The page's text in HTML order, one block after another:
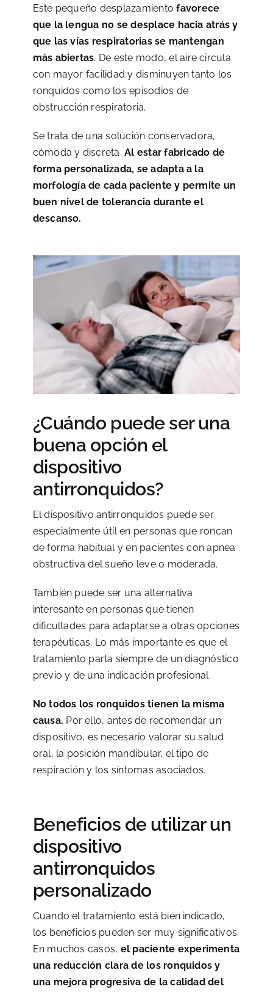
Este pequeño desplazamiento favorece
que la lengua no se desplace hacia atrás y
que las vías respiratorias se mantengan
más abiertas. De este modo, el aire circula
con mayor facilidad y disminuyen tanto los
ronquidos como los episodios de
obstrucción respiratoria.
Se trata de una solución conservadora,
cómoda y discreta.Al estar fabricado de
forma personalizada, se adapta a la
morfología de cada paciente y permite un
buen nivel de tolerancia durante el
descanso.
¿Cuándo puede ser una
buena opción el
dispositivo
antirronquidos?
El dispositivo antirronquidos puede ser
especialmente útil en personas que roncan
de forma habitual y en pacientes con apnea
obstructiva del sueño leve o moderada.
También puede ser una alternativa
interesante en personas que tienen
dificultades para adaptarse a otras opciones
terapéuticas. Lo más importante es que el
tratamiento parta siempre de un diagnóstico
previo y de una indicación profesional.
No todos los ronquidos tienen la misma
causa. Por ello, antes de recomendar un
dispositivo, es necesario valorar su salud
oral, la posición mandibular, el tipo de
respiración y los síntomas asociados.
Beneficios de utilizar un
dispositivo
antirronquidos
personalizado
Cuando el tratamiento está bien indicado,
los beneficios pueden ser muy significativos.
En muchos casos, el paciente experimenta
una reducción clara de los ronquidos y
una mejora progresiva de la calidad del